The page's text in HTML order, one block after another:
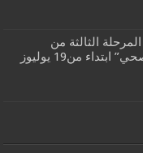
الثالثة من
“مخطط تخفيف الحجر الصحي” ابتداء من19 يوليوز